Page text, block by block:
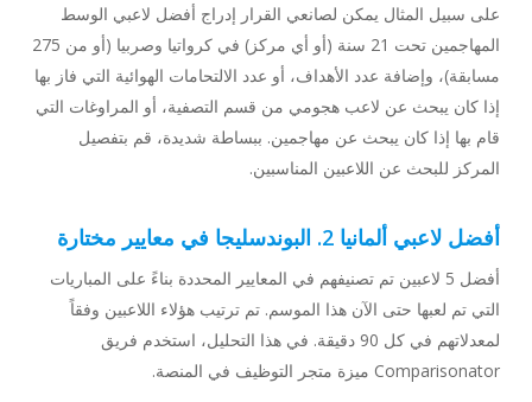
على سبيل المثال يمكن لصانعي القرار إدراج أفضل لاعبي الوسط
المهاجمين تحت 21 سنة (أو أي مركز) في كرواتيا وصربيا (أو من 275
مسابقة)، وإضافة عدد الأهداف، أو عدد الالتحامات الهوائية التي فاز بها
إذا كان يبحث عن لاعب هجومي من قسم التصفية، أو المراوغات التي
قام بها إذا كان يبحث عن مهاجمين. ببساطة شديدة، قم بتفصيل
المركز للبحث عن اللاعبين المناسبين.
أفضل لاعبي ألمانيا 2. البوندسليجا في معايير مختارة
أفضل 5 لاعبين تم تصنيفهم في المعايير المحددة بناءً على المباريات
التي تم لعبها حتى الآن هذا الموسم. تم ترتيب هؤلاء اللاعبين وفقاً
لمعدلاتهم في كل 90 دقيقة. في هذا التحليل، استخدم فريق
Comparisonator ميزة متجر التوظيف في المنصة.